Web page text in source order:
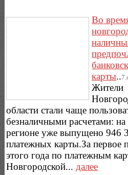
Во
карты..
Жители
области стали чаще
безналичными расчетами:
регионе уже выпущено 946
платежных карты.За первое
этого года по платежным
Новгородской...далее